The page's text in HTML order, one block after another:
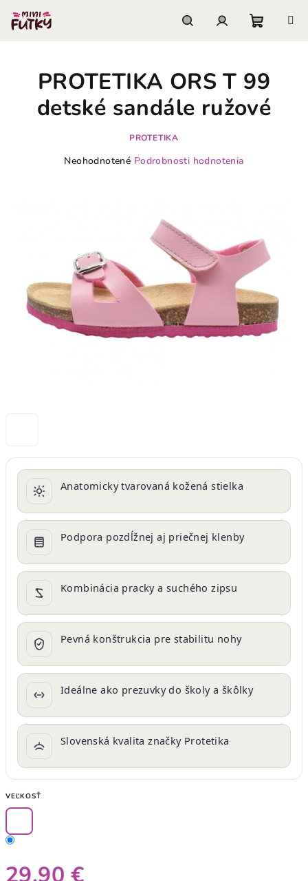
obsah
košík
Anatomicky tvarovaná kožená stielka
Podpora pozdĺžnej aj priečnej klenby
Kombinácia pracky a suchého zipsu
Pevná konštrukcia pre stabilitu nohy
Ideálne ako prezuvky do školy a škôlky
Slovenská kvalita značky Protetika
VEĽKOSŤ
PROTETIKA ORS T 99
detské sandále ružové
PROTETIKA
Priemerné
hviezdičiek.
Neohodnotené Podrobnosti hodnotenia